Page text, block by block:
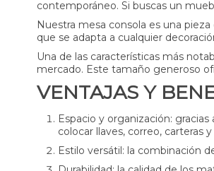
contemporáneo. Si buscas un
Nuestra mesa consola es una
que se adapta a cualquier
Una de las características más
mercado. Este tamaño generoso
VENTAJAS Y
Espacio y organización:
colocar llaves, correo, carteras
Estilo versátil: la combinación